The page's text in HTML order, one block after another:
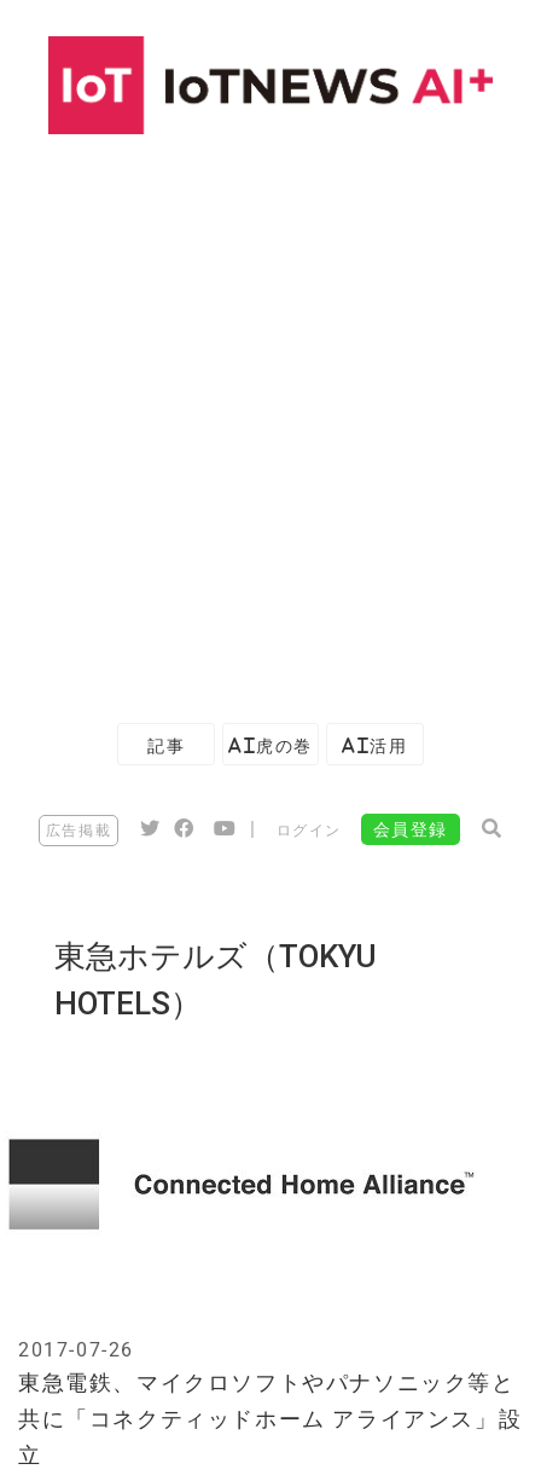
記事 AI虎の巻 AI活用
広告掲載 ログイン 会員登録
東急ホテルズ（TOKYU
HOTELS）
東急電鉄、マイクロソフトやパナソニック等と
共に「コネクティッドホーム アライアンス」設
立
2017-07-26